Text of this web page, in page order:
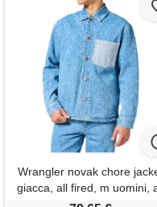
Wrangler novak chore
giacca, all fired, m uomini,
fired, m